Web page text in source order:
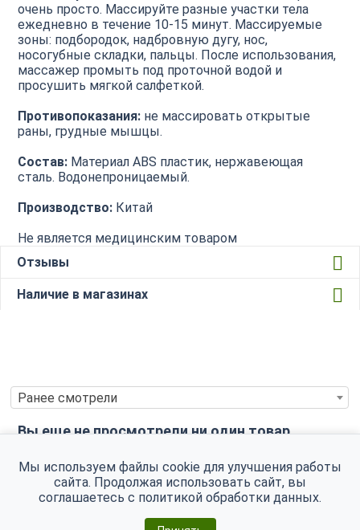
очень просто. Массируйте разные участки тела
ежедневно в течение 10-15 минут. Массируемые
зоны: подбородок, надбровную дугу, нос,
носогубные складки, пальцы. После использования,
массажер промыть под проточной водой и
просушить мягкой салфеткой.
Противопоказания: не массировать открытые
раны, грудные мышцы.
Состав: Материал ABS пластик, нержавеющая
сталь. Водонепроницаемый.
Производство: Китай
Не является медицинским товаром
Отзывы
Наличие в магазинах
Ранее смотрели
Вы еще не просмотрели ни один товар.
Мы используем файлы cookie для улучшения работы
сайта. Продолжая использовать сайт, вы
соглашаетесь с политикой обработки данных.